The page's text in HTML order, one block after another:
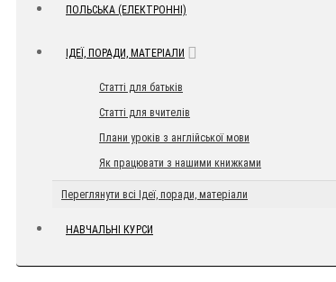
ПОЛЬСЬКА (ЕЛЕКТРОННІ)
ІДЕЇ, ПОРАДИ, МАТЕРІАЛИ
Статті для батьків
Статті для вчителів
Плани уроків з англійської мови
Як працювати з нашими книжками
Переглянути всі Ідеї, поради, матеріали
НАВЧАЛЬНІ КУРСИ